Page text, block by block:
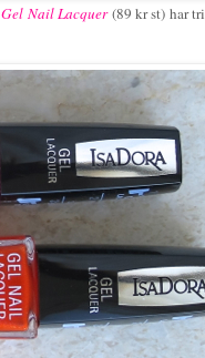
Gel Nail Lacquer (89 kr st) har